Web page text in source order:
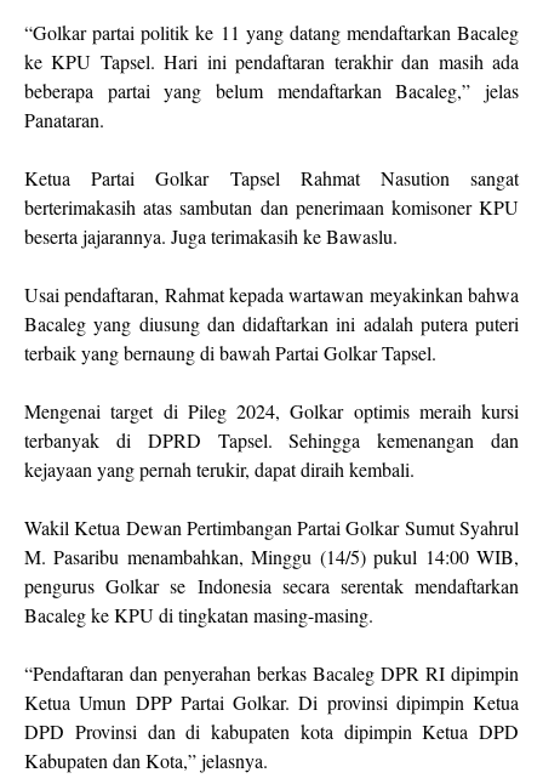
“Golkar partai politik ke 11 yang datang mendaftarkan Bacaleg
ke KPU Tapsel. Hari ini pendaftaran terakhir dan masih ada
beberapa partai yang belum mendaftarkan Bacaleg,” jelas
Panataran.
Ketua Partai Golkar Tapsel Rahmat Nasution sangat
berterimakasih atas sambutan dan penerimaan komisoner KPU
beserta jajarannya. Juga terimakasih ke Bawaslu.
Usai pendaftaran, Rahmat kepada wartawan meyakinkan bahwa
Bacaleg yang diusung dan didaftarkan ini adalah putera puteri
terbaik yang bernaung di bawah Partai Golkar Tapsel.
Mengenai target di Pileg 2024, Golkar optimis meraih kursi
terbanyak di DPRD Tapsel. Sehingga kemenangan dan
kejayaan yang pernah terukir, dapat diraih kembali.
Wakil Ketua Dewan Pertimbangan Partai Golkar Sumut Syahrul
M. Pasaribu menambahkan, Minggu (14/5) pukul 14:00 WIB,
pengurus Golkar se Indonesia secara serentak mendaftarkan
Bacaleg ke KPU di tingkatan masing-masing.
“Pendaftaran dan penyerahan berkas Bacaleg DPR RI dipimpin
Ketua Umun DPP Partai Golkar. Di provinsi dipimpin Ketua
DPD Provinsi dan di kabupaten kota dipimpin Ketua DPD
Kabupaten dan Kota,” jelasnya.